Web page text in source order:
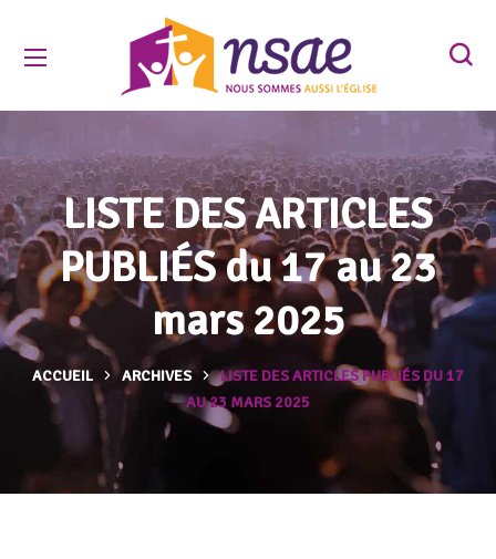
LISTE DES ARTICLES
PUBLIÉS du 17 au 23
mars 2025
ACCUEIL ARCHIVES
LISTE DES ARTICLES PUBLIÉS DU 17
AU 23 MARS 2025